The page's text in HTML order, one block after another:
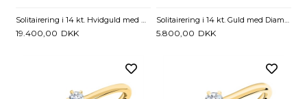
Solitairering i 14 kt. Hvidguld med Diamant - 0,50 ct
19.400,00 DKK
Solitairering i 14 kt. Guld med Diamant - 0,05 ct
5.800,00 DKK